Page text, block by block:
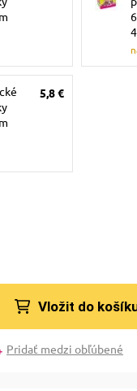
5,8 €
Vložit do
Pridať medzi obľúbené